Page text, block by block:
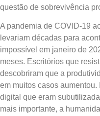
questão de sobrevivência
A pandemia de COVID-19
levariam décadas para
impossível em janeiro de
meses. Escritórios que
descobriram que a
em muitos casos
digital que eram
mais importante, a